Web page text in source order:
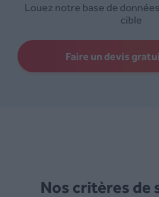
Louez notre base de
cible
Faire un devis
Nos critères